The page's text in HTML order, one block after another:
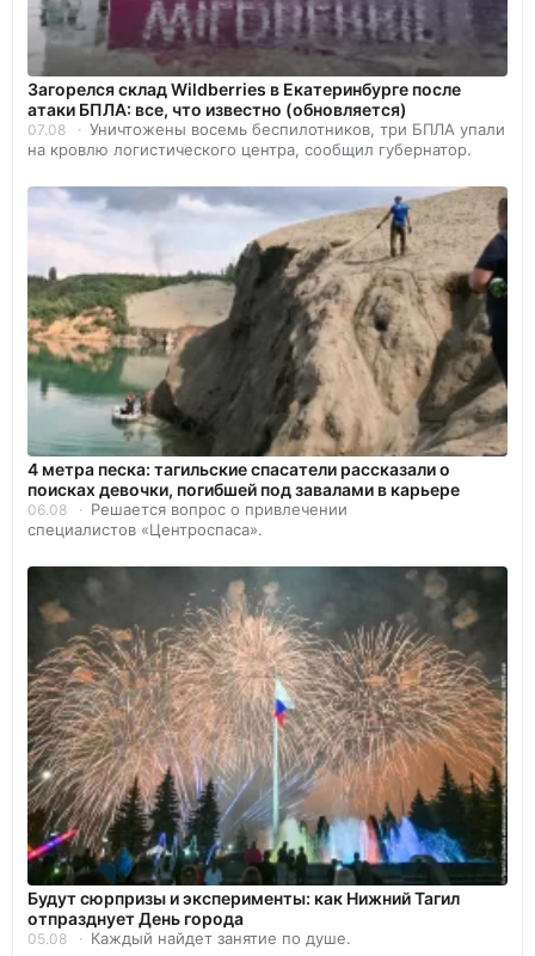
Загорелся склад Wildberries в Екатеринбурге после
атаки БПЛА: все, что известно (обновляется)
07.08
Уничтожены восемь беспилотников, три БПЛА упали
на кровлю логистического центра, сообщил губернатор.
4 метра песка: тагильские спасатели рассказали о
поисках девочки, погибшей под завалами в карьере
06.08
Решается вопрос о привлечении
специалистов «Центроспаса».
Будут сюрпризы и эксперименты: как Нижний Тагил
отпразднует День города
05.08 Каждый найдет занятие по душе.